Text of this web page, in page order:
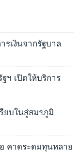
รเงินจากรัฐบาล
ฯ เปิดให้บริการ
ยบในสู่สมรภูมิ
คาดระดมทุนหลาย